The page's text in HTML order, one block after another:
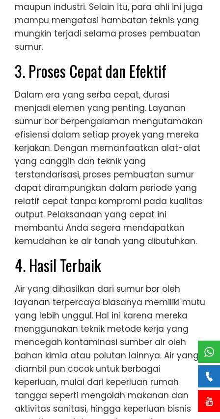
maupun industri. Selain itu, para ahli ini juga
mampu mengatasi hambatan teknis yang
mungkin terjadi selama proses pembuatan
sumur.
3. Proses Cepat dan Efektif
Dalam era yang serba cepat, durasi
menjadi elemen yang penting. Layanan
sumur bor berpengalaman mengutamakan
efisiensi dalam setiap proyek yang mereka
kerjakan. Dengan memanfaatkan alat-alat
yang canggih dan teknik yang
terstandarisasi, proses pembuatan sumur
dapat dirampungkan dalam periode yang
relatif cepat tanpa kompromi pada kualitas
output. Pelaksanaan yang cepat ini
membantu Anda segera mendapatkan
kemudahan ke air tanah yang dibutuhkan.
4. Hasil Terbaik
Air yang dihasilkan dari sumur bor oleh
layanan terpercaya biasanya memiliki mutu
yang lebih unggul. Hal ini karena mereka
menggunakan teknik metode kerja yang
mencegah kontaminasi sumber air oleh
bahan kimia atau polutan lainnya. Air yang
diambil pun cocok untuk berbagai
keperluan, mulai dari keperluan rumah
tangga seperti mengolah makanan dan
aktivitas sanitasi, hingga keperluan bisnis